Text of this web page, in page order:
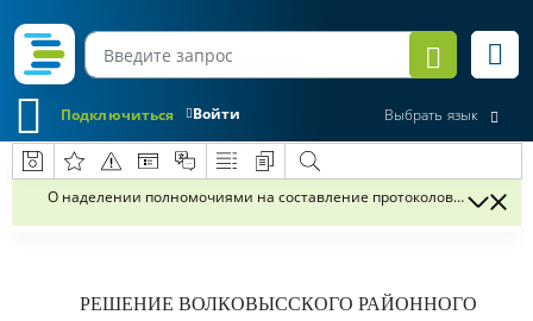
Войти
Подключиться Выбрать язык
О наделении полномочиями на составление протоколов и
РЕШЕНИЕ ВОЛКОВЫССКОГО РАЙОННОГО